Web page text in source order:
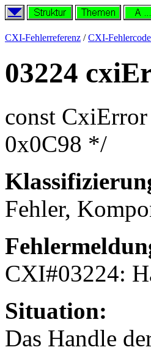
CXI-Fehlerreferenz /CXI-
03224
const CxiError
0x0C98 */
Fehler,
CXI#03224:
Situation:
Das Handle